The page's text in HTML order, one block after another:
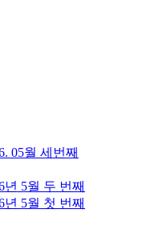
05월 세번째
5월 두 번째
5월 첫 번째